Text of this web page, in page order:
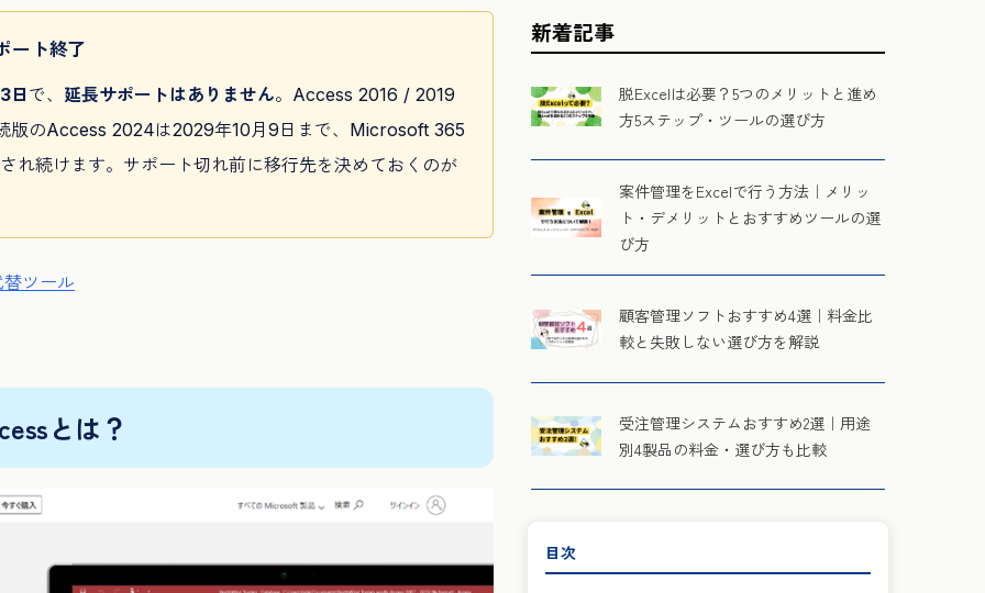
ート終了
日で、 延長サポートはありません。Access 2016 / 2019
版のAccess 2024は2029年10月9日まで、Microsoft 365
れ続けます。サポート切れ前に移行先を決めておくのが
ツール
とは？
新着記事
脱Excelは必要？5つのメリットと進め
方5ステップ・ツールの選び方
案件管理をExcelで行う方法｜メリッ
ト・デメリットとおすすめツールの選
び方
顧客管理ソフトおすすめ4選｜料金比
較と失敗しない選び方を解説
受注管理システムおすすめ2選｜用途
別4製品の料金・選び方も比較
目次